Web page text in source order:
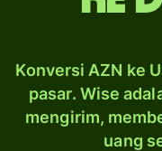
Konversi AZN ke
pasar. Wise
mengirim,
uang